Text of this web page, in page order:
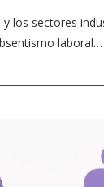
los sectores
laboral…